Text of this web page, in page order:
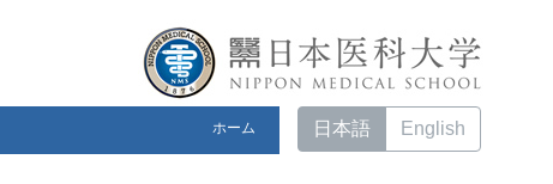
ホーム 日本語 English